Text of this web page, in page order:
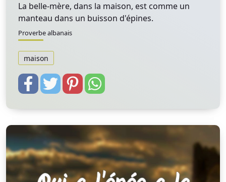
La belle-mère, dans la maison, est comme un
manteau dans un buisson d'épines.
Proverbe albanais
maison